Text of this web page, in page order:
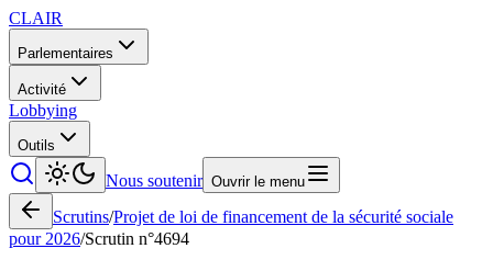
CLAIR
Parlementaires
Activité
Lobbying
Outils
Nous soutenir Ouvrir le menu
Scrutins/Projet de loi de financement de la sécurité sociale
pour 2026/Scrutin n°4694